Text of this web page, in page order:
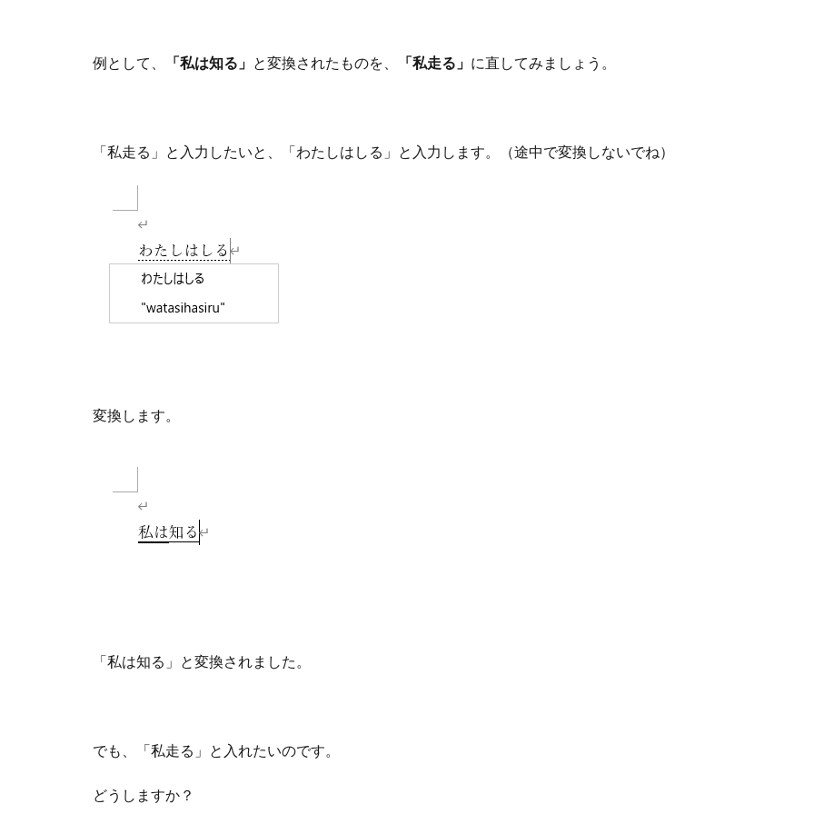
例として、 「私は知る」 と変換されたものを、 「私走る」 に直してみましょう。
「私走る」と入力したいと、「わたしはしる」と入力します。（途中で変換しないでね）
変換します。
「私は知る」と変換されました。
でも、「私走る」と入れたいのです。
どうしますか？